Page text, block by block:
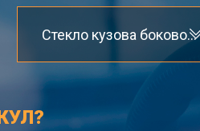
Стекло кузова боковое (не опускное)